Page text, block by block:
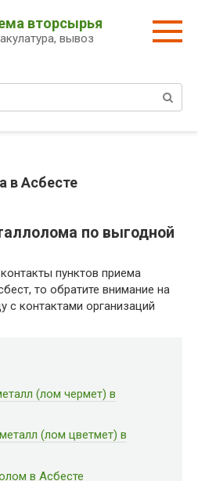
вторсырья
вывоз
в Асбесте
по выгодной
пунктов приема
то обратите внимание на
с контактами организаций
(лом чермет) в
(лом цветмет) в
в Асбесте